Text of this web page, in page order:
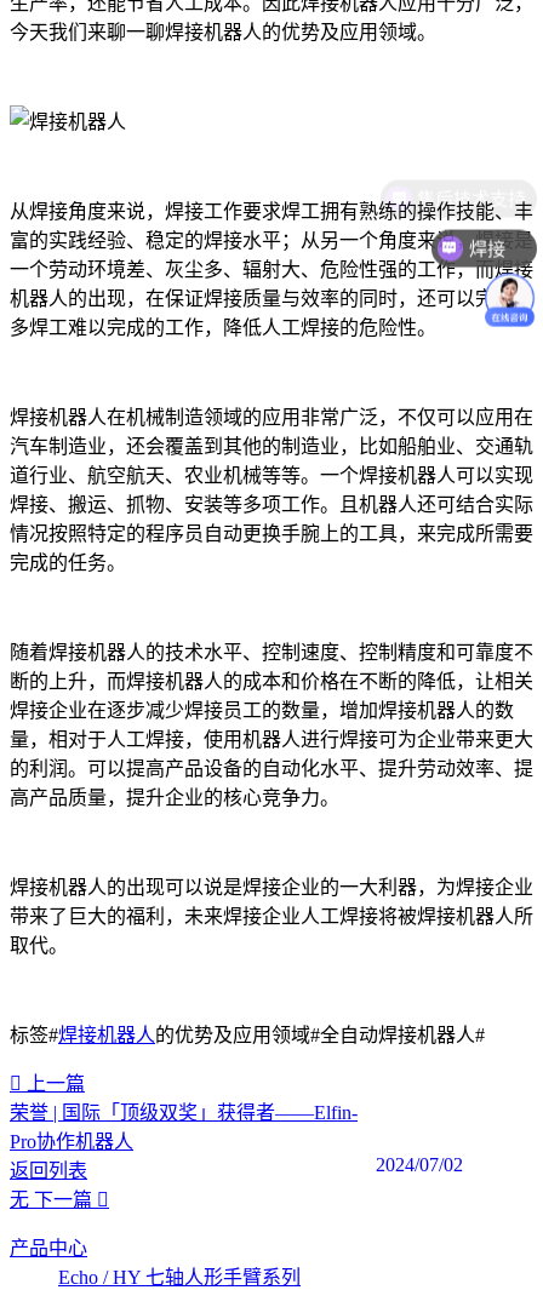
今天我们来聊一聊焊接机器人的优势及应用领域。
从焊接角度来说，焊接工作要求焊工拥有熟练的操作技能、丰
富的实践经验、稳定的焊接水平；从另一个角度来说，焊接是
一个劳动环境差、灰尘多、辐射大、危险性强的工作，而焊接
机器人的出现，在保证焊接质量与效率的同时，还可以完成许
多焊工难以完成的工作，降低人工焊接的危险性。
焊接机器人在机械制造领域的应用非常广泛，不仅可以应用在
汽车制造业，还会覆盖到其他的制造业，比如船舶业、交通轨
道行业、航空航天、农业机械等等。一个焊接机器人可以实现
焊接、搬运、抓物、安装等多项工作。且机器人还可结合实际
情况按照特定的程序员自动更换手腕上的工具，来完成所需要
完成的任务。
随着焊接机器人的技术水平、控制速度、控制精度和可靠度不
断的上升，而焊接机器人的成本和价格在不断的降低，让相关
焊接企业在逐步减少焊接员工的数量，增加焊接机器人的数
量，相对于人工焊接，使用机器人进行焊接可为企业带来更大
的利润。可以提高产品设备的自动化水平、提升劳动效率、提
高产品质量，提升企业的核心竞争力。
焊接机器人的出现可以说是焊接企业的一大利器，为焊接企业
带来了巨大的福利，未来焊接企业人工焊接将被焊接机器人所
取代。
标签#焊接机器人的优势及应用领域#全自动焊接机器人#
上一篇
荣誉 | 国际「顶级双奖」获得者——Elfin-
Pro协作机器人
2024/07/02
返回列表
无 下一篇
产品中心
Echo / HY 七轴人形手臂系列
焊接